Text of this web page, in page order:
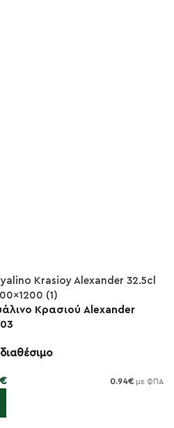
Κρασιού Alexander
€ 0.94€ με ΦΠΑ
στο καλάθι